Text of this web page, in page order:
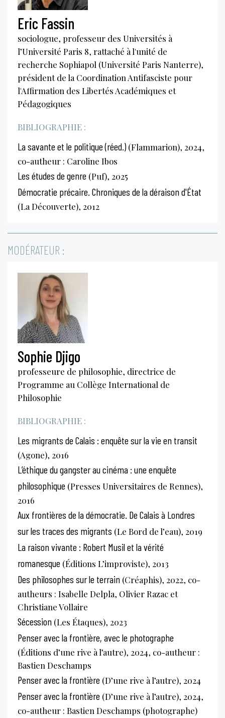
Eric Fassin
sociologue, professeur des Universités à
l’Université Paris 8, rattaché à l'unité de
recherche Sophiapol (Université Paris Nanterre),
président de la Coordination Antifasciste pour
l'Affirmation des Libertés Académiques et
Pédagogiques
BIBLIOGRAPHIE :
La savante et le politique (réed.)(Flammarion), 2024,
co-autheur : Caroline Ibos
Les études de genre (Puf), 2025
Démocratie précaire. Chroniques de la déraison d'État
(La Découverte), 2012
MODÉRATEUR :
Sophie Djigo
professeure de philosophie, directrice de
Programme au Collège International de
Philosophie
BIBLIOGRAPHIE :
Les migrants de Calais : enquête sur la vie en transit
(Agone), 2016
L’éthique du gangster au cinéma : une enquête
philosophique (Presses Universitaires de Rennes),
2016
Aux frontières de la démocratie. De Calais à Londres
sur les traces des migrants (Le Bord de l’eau), 2019
La raison vivante : Robert Musil et la vérité
romanesque (Éditions L’improviste), 2013
Des philosophes sur le terrain (Créaphis), 2022, co-
autheurs : Isabelle Delpla, Olivier Razac et
Christiane Vollaire
Sécession (Les Étaques), 2023
Penser avec la frontière, avec le photographe
(Éditions d’une rive à l’autre), 2024, co-autheur :
Bastien Deschamps
Penser avec la frontière (D’une rive à l’autre), 2024
Penser avec la frontière (D’une rive à l’autre), 2024,
co-autheur : Bastien Deschamps (photographe)